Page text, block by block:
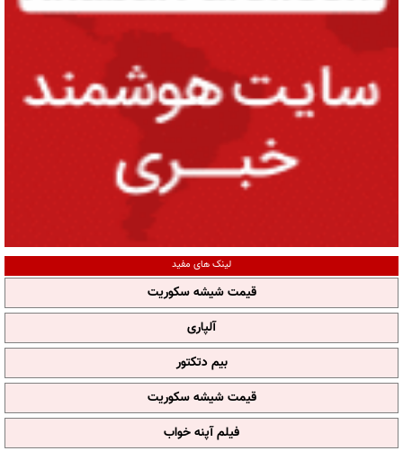
لینک های مفید
قیمت شیشه سکوریت
آلپاری
بیم دتکتور
قیمت شیشه سکوریت
فیلم آپنه خواب